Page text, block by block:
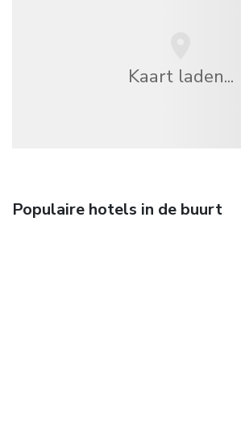
Kaart laden...
Populaire hotels in de buurt